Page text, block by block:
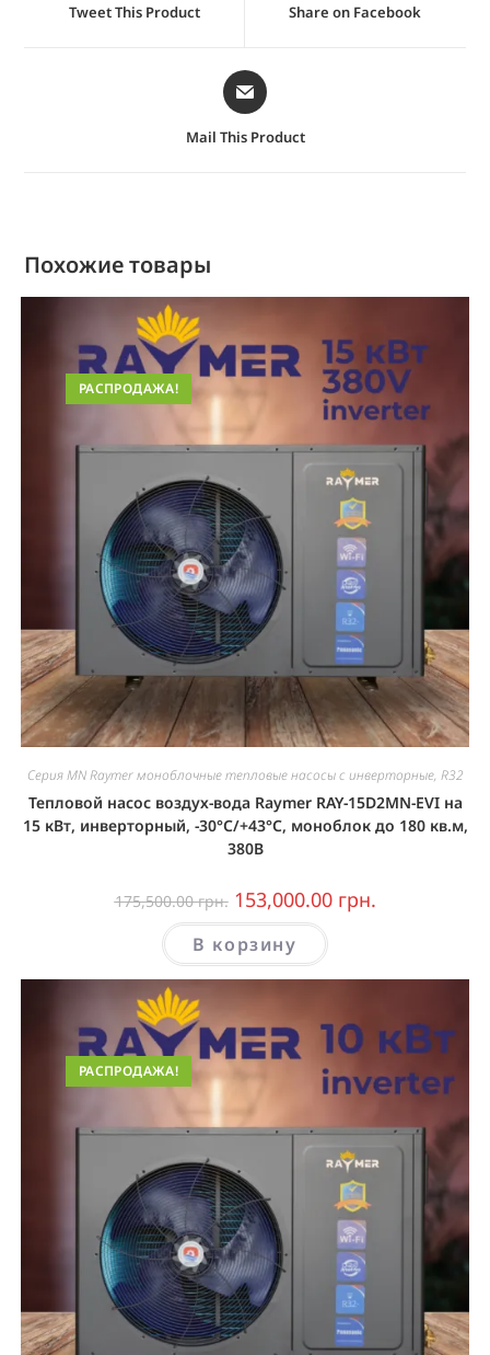
Tweet This Product Share on Facebook
Mail This Product
Похожие товары
РАСПРОДАЖА!
Серия MN Raymer моноблочные тепловые насосы с инверторные, R32
Тепловой насос воздух-вода Raymer RAY-15D2MN-EVI на
15 кВт, инверторный, -30°C/+43°C, моноблок до 180 кв.м,
380В
175,500.00грн. 153,000.00 грн.
В корзину
РАСПРОДАЖА!